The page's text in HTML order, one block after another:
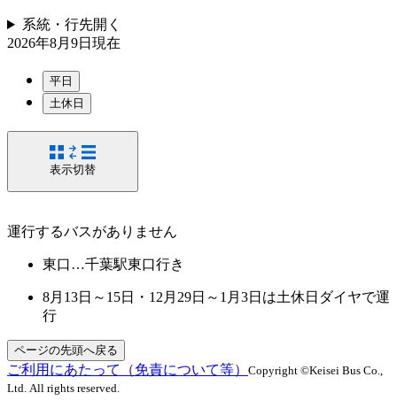
系統・行先開く
2026年8月9日 現在
平日
土休日
表示切替
運行するバスがありません
東口…千葉駅東口行き
8月13日～15日・12月29日～1月3日は土休日ダイヤで運
行
ページの先頭へ戻る
ご利用にあたって（免責について等） Copyright ©Keisei Bus Co.,
Ltd. All rights reserved.